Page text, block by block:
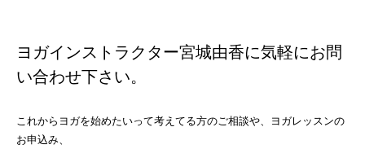
ヨガインストラクター宮城由香に気軽にお問
い合わせ下さい。
これからヨガを始めたいって考えてる方のご相談や、ヨガレッスンの
お申込み、